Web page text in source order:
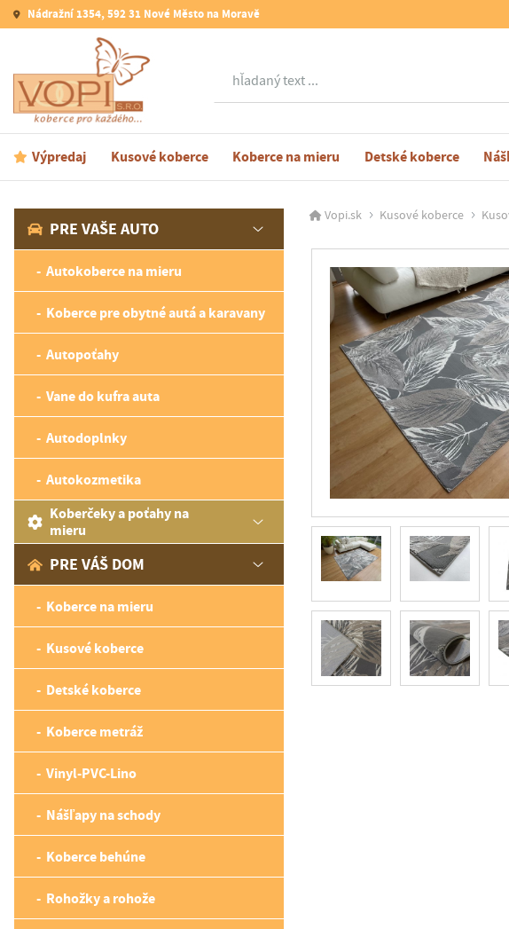
Nádražní 1354, 592 31 Nové Město na Moravě
Hľadať
Výpredaj Kusové koberce Koberce na mieru Detské koberce
PRE VAŠE AUTO
Autokoberce na mieru
Koberce pre obytné autá a karavany
Autopoťahy
Vane do kufra auta
Autodoplnky
Autokozmetika
Koberčeky a poťahy na
mieru
PRE VÁŠ DOM
Koberce na mieru
Kusové koberce
Detské koberce
Koberce metráž
Vinyl-PVC-Lino
Nášľapy na schody
Koberce behúne
Rohožky a rohože
Vopi.sk Kusové koberce